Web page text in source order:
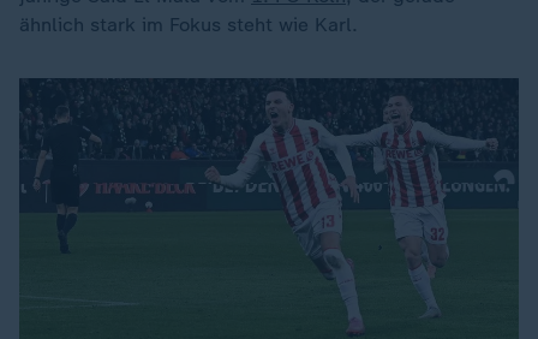
ähnlich stark im Fokus steht wie Karl.